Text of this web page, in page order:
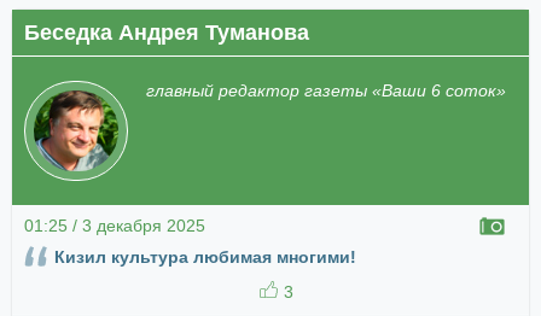
Беседка Андрея Туманова
главный редактор газеты «Ваши 6 соток»
01:25 / 3 декабря 2025
Кизил культура любимая многими!
3